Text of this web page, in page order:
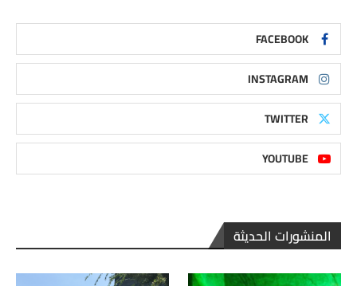
FACEBOOK
INSTAGRAM
TWITTER
YOUTUBE
المنشورات الحديثة